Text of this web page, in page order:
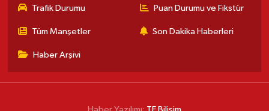
Trafik Durumu Puan Durumu ve Fikstür
Tüm Manşetler Son Dakika Haberleri
Haber Arşivi